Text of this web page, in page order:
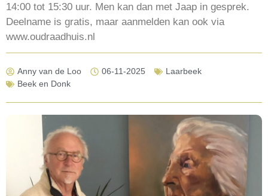
14:00 tot 15:30 uur. Men kan dan met Jaap in gesprek.
Deelname is gratis, maar aanmelden kan ook via
www.oudraadhuis.nl
Anny van de Loo 06-11-2025
Laarbeek
Beek en Donk